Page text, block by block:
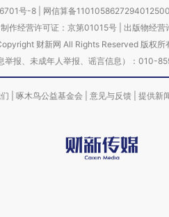
号-8 网信算备
作经营许可证：京第01015号| 出版物经营
财新网 All Rights Reserved 版权所
举报、未成年人举报、谣言信息）：
啄木鸟公益基金会 意见与反馈 提供新